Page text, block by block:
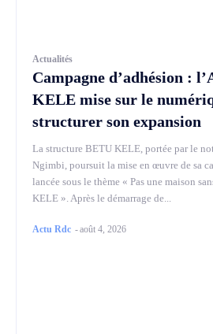
Actualités
Campagne d’adhésion :
KELE mise sur le
structurer son expansion
La structure BETU KELE, portée par le
Ngimbi, poursuit la mise en œuvre de sa
lancée sous le thème « Pas une maison
KELE ». Après le démarrage de...
Actu Rdc -août 4, 2026